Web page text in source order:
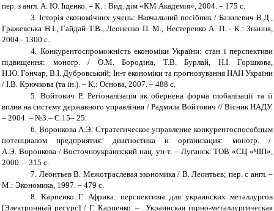
пер. з англ. А. Ю. Іщенко. – К. : Вид. дім «КМ Академія», 2004. – 175 с.
3. Історія економічних учень: Навчальний посібник / Базилевич В.Д.,
Гражевська Н.І., Гайдай Т.В., Леоненко П. М., Нестеренко А. П. - К.: Знання,
2004.- 1300 c.
4. Конкурентоспроможність економіки України: стан і перспективи
підвищення: моногр. / О.М. Бородіна, Т.В. Бурлай, Н.І. Горшкова,
Н.Ю. Гончар, В.І. Дубровський; Ін-т економіки та прогнозування НАН України
/ І.В. Крючкова (та ін.). – К.: Основа, 2007. – 488 с.
5.
Войтович Р. Регіоналізація як обернена форма глобалізації та її
вплив на систему державного управління / Радмила Войтович // Вісник НАДУ.
– 2004. – №3.– С.15– 25.
6. Воронкова А.Э. Стратегическое управление конкурентоспособным
потенциалом предприятия: диагностика и организация: моногр. /
А.Э. Воронкова / Восточноукраинский нац. ун-т. – Луганск: ТОВ «СЦ «ЧІП»,
2000. – 315 с.
7. Леонтьев В. Межотраслевая экономика / В. Леонтьев; пер. с англ. –
М.: Экономика, 1997. – 479 с.
8.
Карпенко Г. Африка: перспективы для украинских металлургов
[Электронный ресурс] / Г. Карпенко. – Украинская горно-металлургическая